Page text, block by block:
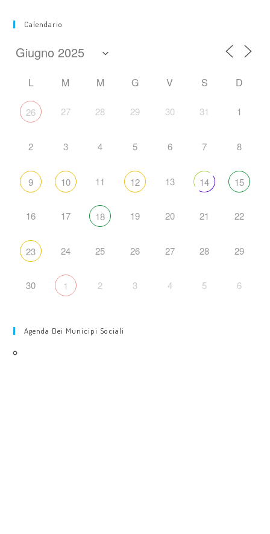
Calendario
L M M G V S D
26 27 28 29 30 31 1
2 3 4 5 6 7 8
9 10 11 12 13 14 15
16 17 18 19 20 21 22
23 24 25 26 27 28 29
30 1 2 3 4 5 6
Agenda Dei Municipi Sociali